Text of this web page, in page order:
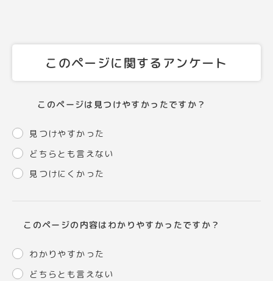
このページに関するアンケート
このページは見つけやすかったですか？
見つけやすかった
どちらとも言えない
見つけにくかった
このページの内容はわかりやすかったですか？
わかりやすかった
どちらとも言えない